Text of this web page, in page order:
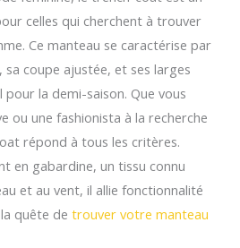
celles qui cherchent à trouver
Ce manteau se caractérise par
coupe ajustée, et ses larges
la demi-saison. Que vous
ou une fashionista à la recherche
répond à tous les critères.
en gabardine, un tissu connu
et au vent, il allie fonctionnalité
quête de trouver votre manteau